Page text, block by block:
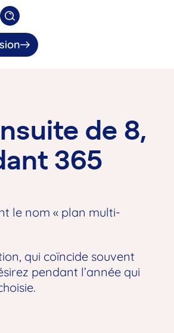
de 8,
365
le nom « plan multi-
qui coïncide souvent
pendant l’année qui